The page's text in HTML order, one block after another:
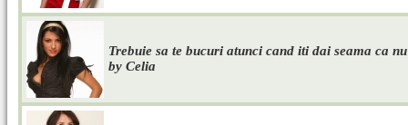
Trebuie sa te bucuri atunci cand iti dai seama ca
by Celia